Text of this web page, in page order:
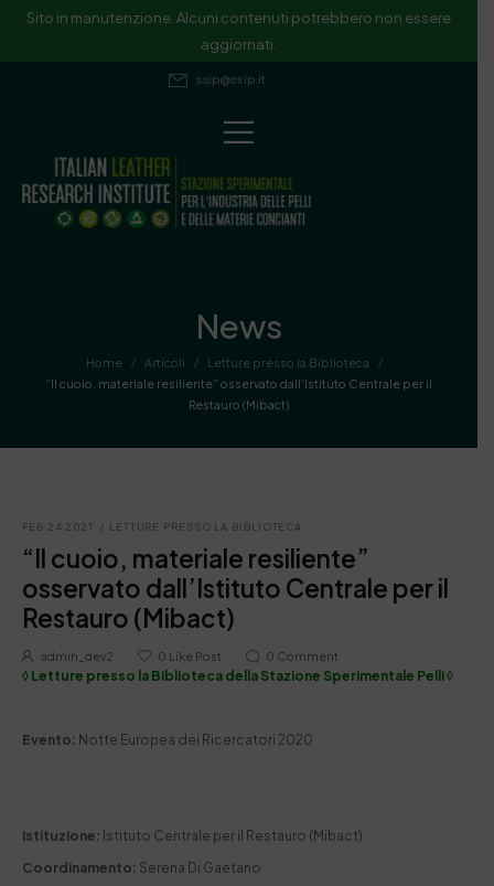
Sito in manutenzione. Alcuni contenuti potrebbero non essere
aggiornati.
ssip@ssip.it
News
Home / Articoli / Letture presso la Biblioteca
/
“Il cuoio, materiale resiliente” osservato dall’Istituto Centrale per il
Restauro (Mibact)
FEB 24 2021 / LETTURE PRESSO LA BIBLIOTECA
“Il cuoio, materiale resiliente”
osservato dall’Istituto Centrale per il
Restauro (Mibact)
admin_dev2 0 Like Post 0 Comment
◊ Letture presso la Biblioteca della Stazione Sperimentale Pelli ◊
Evento: Notte Europea dei Ricercatori 2020
Istituzione: Istituto Centrale per il Restauro (Mibact)
Coordinamento: Serena Di Gaetano